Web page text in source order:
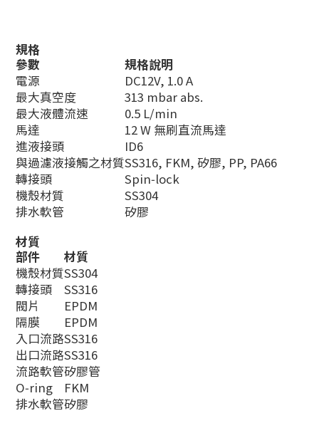
規格
參數
規格說明
電源
DC12V, 1.0 A
最大真空度
313 mbar abs.
最大液體流速
0.5 L/min
馬達
12 W 無刷直流馬達
進液接頭
ID6
與過濾液接觸之材質SS316, FKM, 矽膠, PP, PA66
轉接頭
Spin‑lock
機殼材質
SS304
排水軟管
矽膠
材質
部件
材質
機殼材質SS304
轉接頭
SS316
閥片
EPDM
隔膜
EPDM
入口流路SS316
出口流路SS316
流路軟管矽膠管
O‑ring
FKM
排水軟管矽膠